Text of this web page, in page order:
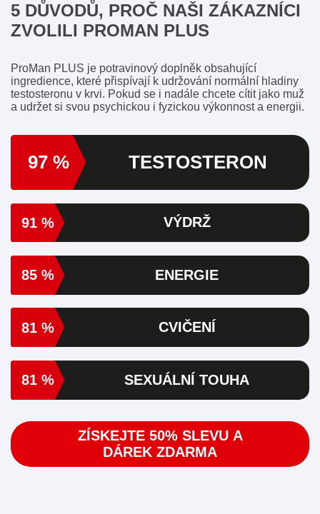
5 DŮVODŮ, PROČ NAŠI ZÁKAZNÍCI
ZVOLILI PROMAN PLUS
ProMan PLUS je potravinový doplněk obsahující
ingredience, které přispívají k udržování normální hladiny
testosteronu v krvi. Pokud se i nadále chcete cítit jako muž
a udržet si svou psychickou i fyzickou výkonnost a energii.
97 % TESTOSTERON
91 % VÝDRŽ
85 % ENERGIE
81 % CVIČENÍ
81 % SEXUÁLNÍ TOUHA
ZÍSKEJTE 50% SLEVU A
DÁREK ZDARMA